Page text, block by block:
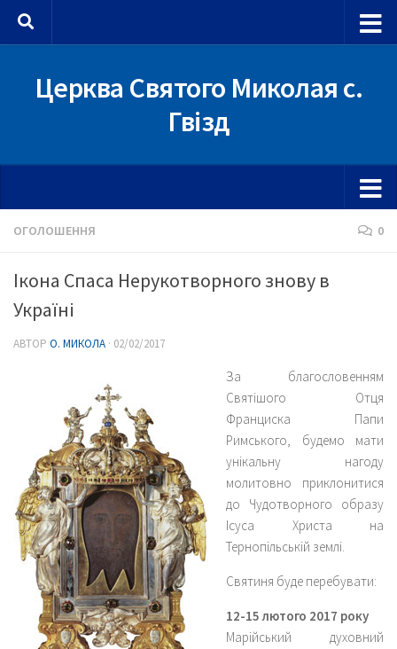
Skip to content
Церква Святого Миколая с.
Гвізд
ОГОЛОШЕННЯ 0
Ікона Спаса Нерукотворного знову в
Україні
АВТОР О. МИКОЛА · 02/02/2017
За благословенням
Святішого Отця
Франциска Папи
Римського, будемо мати
унікальну нагоду
молитовно приклонитися
до Чудотворного образу
Ісуса Христа на
Тернопільській землі.
Святиня буде перебувати:
12-15 лютого 2017 року
Марійський духовний